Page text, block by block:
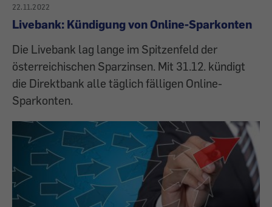
22.11.2022
Livebank: Kündigung von Online-Sparkonten
Die Livebank lag lange im Spitzenfeld der
österreichischen Sparzinsen. Mit 31.12. kündigt
die Direktbank alle täglich fälligen Online-
Sparkonten.